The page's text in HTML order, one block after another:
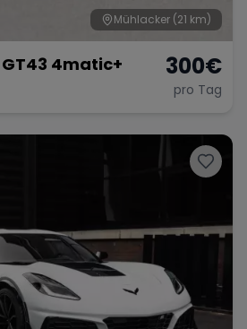
Mühlacker (21 km)
4matic+ 300€
pro Tag